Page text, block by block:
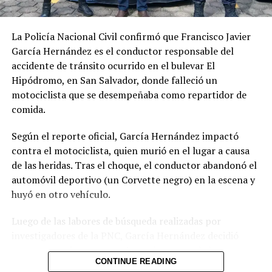
La Policía Nacional Civil confirmó que Francisco Javier
García Hernández es el conductor responsable del
accidente de tránsito ocurrido en el bulevar El
Hipódromo, en San Salvador, donde falleció un
motociclista que se desempeñaba como repartidor de
comida.
Según el reporte oficial, García Hernández impactó
contra el motociclista, quien murió en el lugar a causa
de las heridas. Tras el choque, el conductor abandonó el
automóvil deportivo (un Corvette negro) en la escena y
huyó en otro vehículo.
Luego de las labores de búsqueda realizadas por
presentarse de manera voluntaria en una de las
delegaciones policiales. La institución informó que será
CONTINUE READING